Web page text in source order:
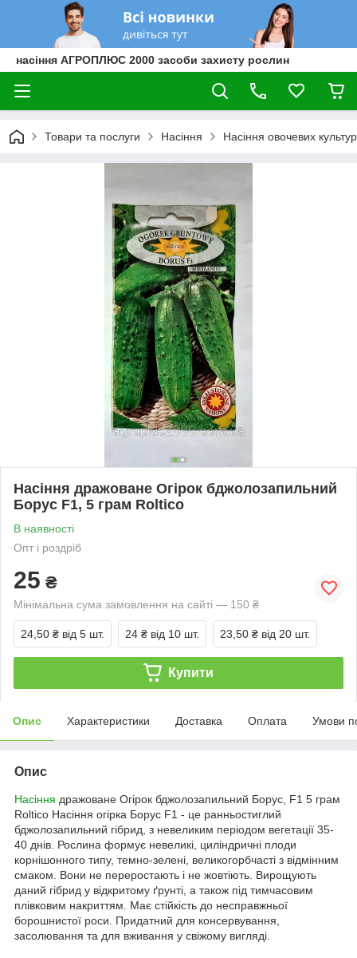
насіння АГРОПЛЮС 2000 засоби захисту рослин
Товари та послуги Насіння Насіння овочевих культур
Насіння дражоване Огірок бджолозапильний
Борус F1, 5 грам Roltico
В наявності
Опт і роздріб
25 ₴
Мінімальна сума замовлення на сайті — 150 ₴
24,50 ₴ від 5 шт. 24 ₴ від 10 шт. 23,50 ₴ від 20 шт.
Купити
Опис Характеристики Доставка Оплата Умови
Опис
Насіння дражоване Огірок бджолозапильний Борус, F1 5 грам
Roltico Насіння огірка Борус F1 - це ранньостиглий
бджолозапильний гібрид, з невеликим періодом вегетації 35-
40 днів. Рослина формує невеликі, циліндричні плоди
корнішонного типу, темно-зелені, великогорбчасті з відмінним
смаком. Вони не переростають і не жовтіють. Вирощують
даний гібрид у відкритому ґрунті, а також під тимчасовим
плівковим накриттям. Має стійкість до несправжньої
борошнистої роси. Придатний для консервування,
засолювання та для вживання у свіжому вигляді.